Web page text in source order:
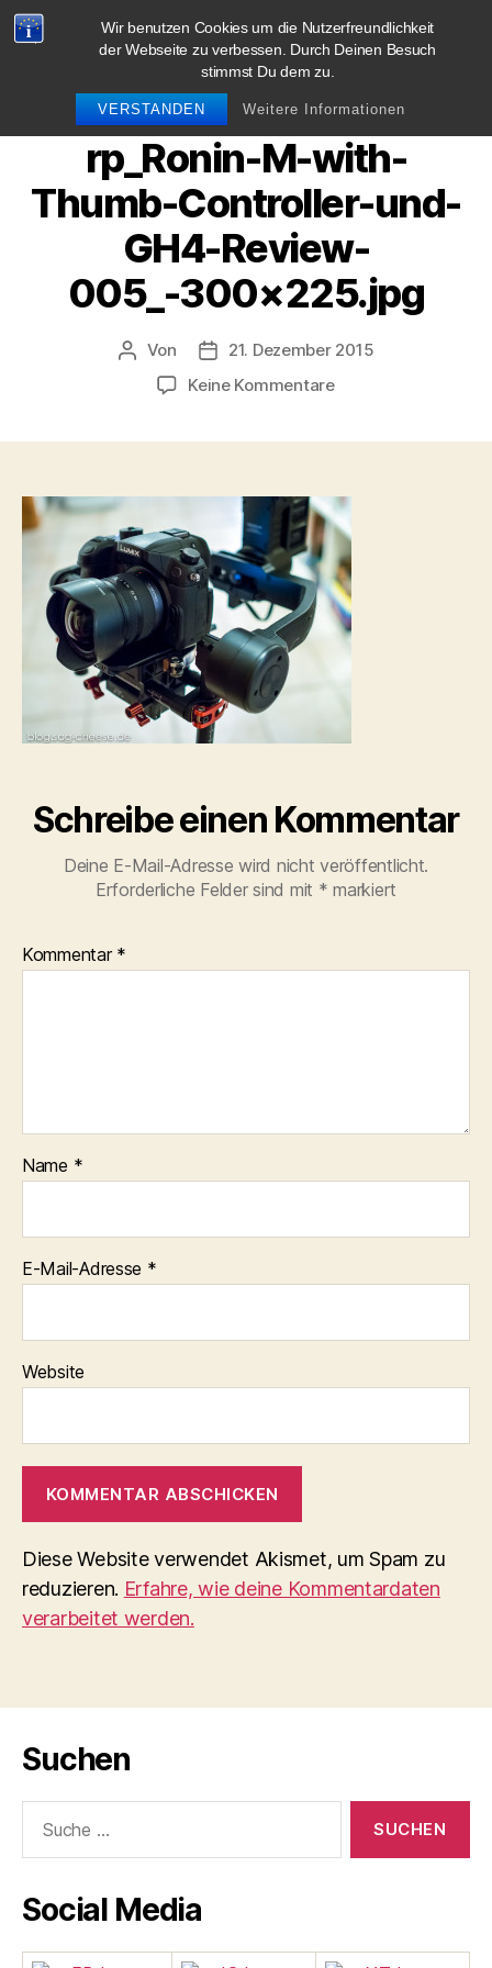
Wir benutzen Cookies um die Nutzerfreundlichkeit
der Webseite zu verbessen. Durch Deinen Besuch
stimmst Du dem zu.
VERSTANDEN Weitere Informationen
blog.sag-cheese.de
rp_Ronin-M-with-
Thumb-Controller-und-
GH4-Review-
005_-300×225.jpg
Beitragsautor
Von Beitragsdatum
21. Dezember 2015
Keine Kommentarezu
Controller-
und-
GH4-
Review-
005_-300×225.jpg
Schreibe einen Kommentar
Deine E-Mail-Adresse wird nicht veröffentlicht.
Erforderliche Felder sind mit * markiert
Kommentar *
Name *
E-Mail-Adresse *
Website
Diese Website verwendet Akismet, um Spam zu
reduzieren. Erfahre, wie deine Kommentardaten
verarbeitet werden.
Suchen
nach:
Social Media